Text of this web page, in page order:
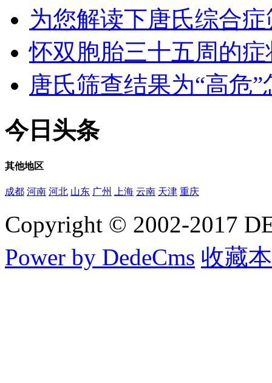
为您解读下唐氏综合
怀双胞胎三十五周的症
唐氏筛查结果为“高危”
今日 头条
其他地区
成都 河南 河北 山东 广州 上海 云南 天津 重庆
Copyright © 2002-2017
Power by DedeCms 收藏